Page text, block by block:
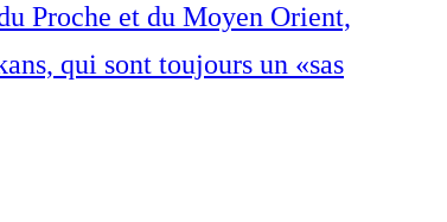
Proche et du Moyen Orient,
qui sont toujours un «sas